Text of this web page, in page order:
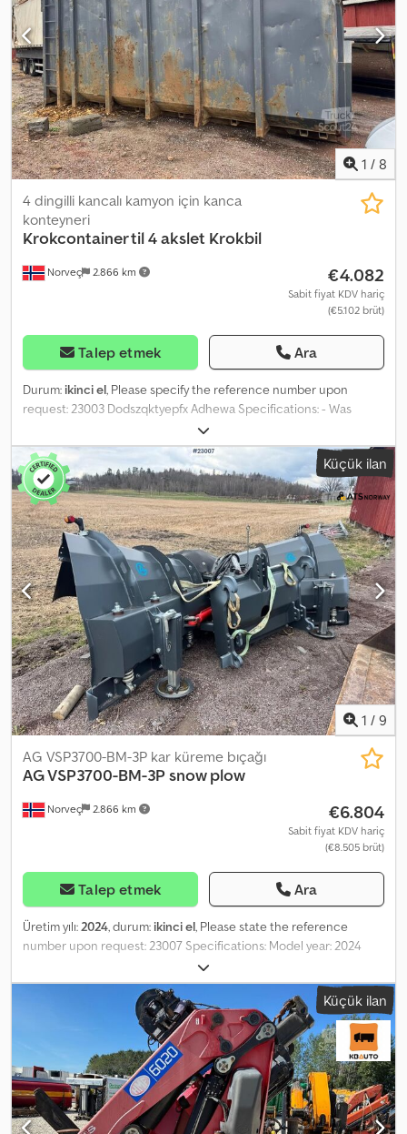
1 / 8
Norveç 2.866 km
4 dingilli kancalı kamyon için kanca
konteyneri
Krokcontainer til 4 akslet Krokbil
€4.082
Sabit fiyat KDV hariç
(€5.102 brüt)
Talep etmek Ara
Durum: ikinci el, Please specify the reference number upon
request: 23003 Dodszqktyepfx Adhewa Specifications: - Was
mounted on a 4-axle roll-off tipper - Approx. 40 m³ - Container
body (see pictures) - Immediately available for delivery Own
weight: 11 Model: Hooklift container for 4-axle hooklift truck =
Further information = New: No Application: Goods transport
Please contact ATS Norway for further details.
Küçük ilan
1 / 9
Norveç 2.866 km
AG VSP3700-BM-3P kar küreme bıçağı
AG VSP3700-BM-3P snow plow
€6.804
Sabit fiyat KDV hariç
(€8.505 brüt)
Talep etmek Ara
Üretim yılı:2024, durum: ikinci el, Please state the reference
number upon request: 23007 Specifications: Model year: 2024
Working width: 3.7 m Electric directional valve Weight: 1235 kg
Marker lights Available immediately Djdpfx Aozqkm Tjdhewa =
Further information = New: No Intended use: Transport of goods
Serial number: 19xxxx For more information, please contact ATS
Küçük ilan